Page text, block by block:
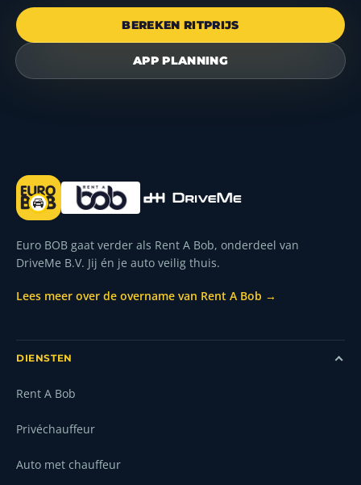
BEREKEN RITPRIJS
APP PLANNING
Euro BOB gaat verder als Rent A Bob, onderdeel van
DriveMe B.V. Jij én je auto veilig thuis.
Lees meer over de overname van Rent A Bob →
DIENSTEN
Rent A Bob
Privéchauffeur
Auto met chauffeur